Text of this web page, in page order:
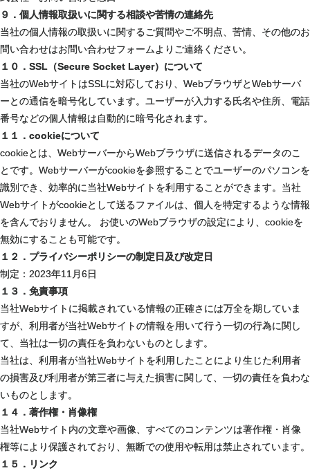
９．個人情報取扱いに関する相談や苦情の連絡先
当社の個人情報の取扱いに関するご質問やご不明点、苦情、その他のお
問い合わせはお問い合わせフォームよりご連絡ください。
１０．SSL（Secure Socket Layer）について
当社のWebサイトはSSLに対応しており、WebブラウザとWebサーバ
ーとの通信を暗号化しています。ユーザーが入力する氏名や住所、電話
番号などの個人情報は自動的に暗号化されます。
１１．cookieについて
cookieとは、WebサーバーからWebブラウザに送信されるデータのこ
とです。Webサーバーがcookieを参照することでユーザーのパソコンを
識別でき、効率的に当社Webサイトを利用することができます。当社
Webサイトがcookieとして送るファイルは、個人を特定するような情報
を含んでおりません。 お使いのWebブラウザの設定により、cookieを
無効にすることも可能です。
１２．プライバシーポリシーの制定日及び改定日
制定：2023年11月6日
１３．免責事項
当社Webサイトに掲載されている情報の正確さには万全を期していま
すが、利用者が当社Webサイトの情報を用いて行う一切の行為に関し
て、当社は一切の責任を負わないものとします。
当社は、利用者が当社Webサイトを利用したことにより生じた利用者
の損害及び利用者が第三者に与えた損害に関して、一切の責任を負わな
いものとします。
１４．著作権・肖像権
当社Webサイト内の文章や画像、すべてのコンテンツは著作権・肖像
権等により保護されており、無断での使用や転用は禁止されています。
１５．リンク